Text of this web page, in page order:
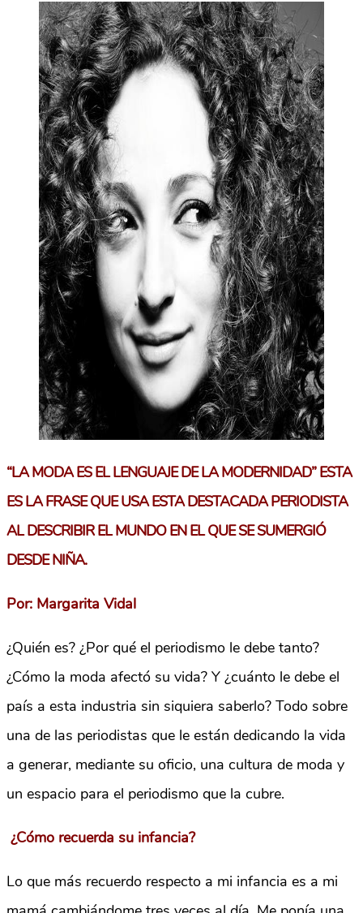
“LA MODA ES EL LENGUAJE DE LA MODERNIDAD” ESTA
ES LA FRASE QUE USA ESTA DESTACADA PERIODISTA
AL DESCRIBIR EL MUNDO EN EL QUE SE SUMERGIÓ
DESDE NIÑA.
Por: Margarita Vidal
¿Quién es? ¿Por qué el periodismo le debe tanto?
¿Cómo la moda afectó su vida? Y ¿cuánto le debe el
país a esta industria sin siquiera saberlo? Todo sobre
una de las periodistas que le están dedicando la vida
a generar, mediante su oficio, una cultura de moda y
un espacio para el periodismo que la cubre.
¿Cómo recuerda su infancia?
Lo que más recuerdo respecto a mi infancia es a mi